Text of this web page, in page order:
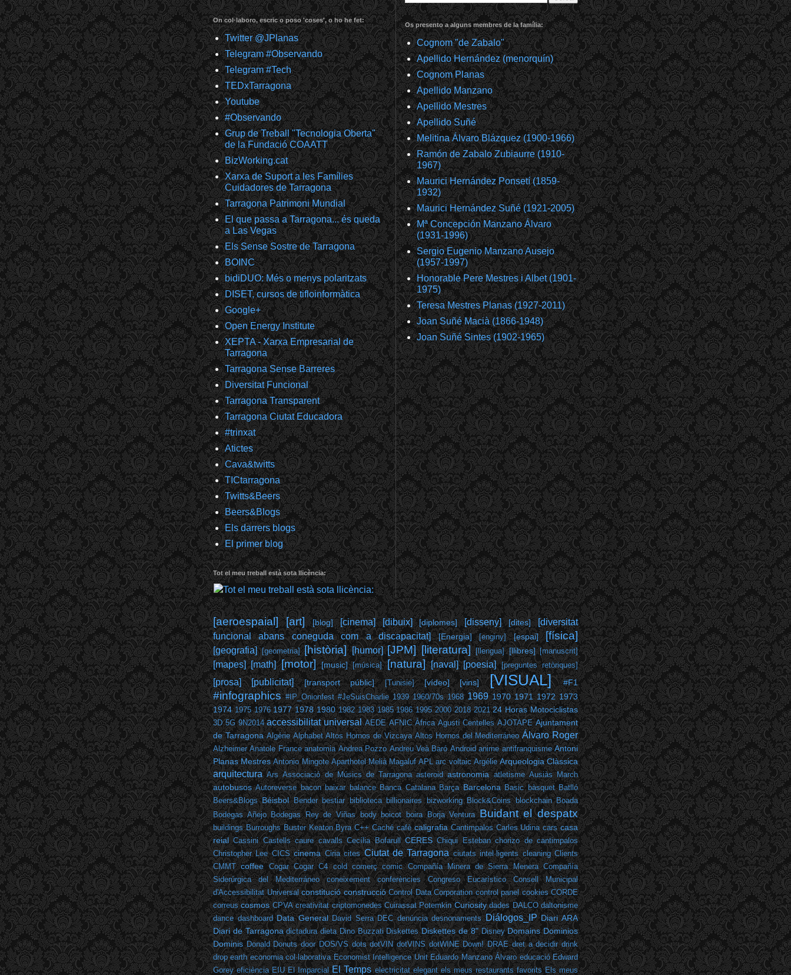
On col·laboro, escric o poso 'coses', o ho he fet:
Twitter @JPlanas
Telegram #Observando
Telegram #Tech
TEDxTarragona
Youtube
#Observando
Grup de Treball "Tecnologia Oberta"
de la Fundació COAATT
BizWorking.cat
Xarxa de Suport a les Famílies
Cuidadores de Tarragona
Tarragona Patrimoni Mundial
El que passa a Tarragona... és queda
a Las Vegas
Els Sense Sostre de Tarragona
BOINC
bidiDUO: Més o menys polaritzats
DISET, cursos de tifloinformàtica
Google+
Open Energy Institute
XEPTA - Xarxa Empresarial de
Tarragona
Tarragona Sense Barreres
Diversitat Funcional
Tarragona Transparent
Tarragona Ciutat Educadora
#trinxat
Atictes
Cava&twitts
TICtarragona
Twitts&Beers
Beers&Blogs
Els darrers blogs
El primer blog
Tot el meu treball està sota llicència:
Os presento a alguns membres de la família:
Cognom "de Zabalo"
Apellido Hernández (menorquín)
Cognom Planas
Apellido Manzano
Apellido Mestres
Apellido Suñé
Melitina Álvaro Blázquez (1900-1966)
Ramón de Zabalo Zubiaurre (1910-
1967)
Maurici Hernández Ponsetí (1859-
1932)
Maurici Hernández Suñé (1921-2005)
Mª Concepción Manzano Álvaro
(1931-1996)
Sergio Eugenio Manzano Ausejo
(1957-1997)
Honorable Pere Mestres i Albet (1901-
1975)
Teresa Mestres Planas (1927-2011)
Joan Suñé Macià (1866-1948)
Joan Suñé Sintes (1902-1965)
[aeroespaial] [art] [blog] [cinema] [dibuix] [diplomes] [disseny] [dites]
[diversitat
funcional abans coneguda com a discapacitat]
[Energia] [enginy] [espai] [física]
[geografia] [geometria] [història] [humor] [JPM] [literatura] [llengua] [llibres] [manuscrit]
[mapes] [math] [motor] [music] [música] [natura] [naval] [poesia] [preguntes retòriques]
[prosa] [publicitat] [transport públic] [Tunisie] [vídeo] [vins] [VISUAL] #F1
#infographics #IP_Onionfest #JeSuisCharlie 1939 1960/70s 1968 1969 1970 1971 1972 1973
1974 1975 1976 1977 1978 1980 1982 1983 1985 1986 1995 2000 2018 2021 24 Horas Motociclistas
3D 5G 9N2014 accessibilitat universal AEDE AFNIC Àfrica Agustí Centelles AJOTAPE Ajuntament
de Tarragona Algérie Alphabet Altos Hornos de Vizcaya Altos Hornos del Mediterráneo Álvaro Roger
Alzheimer Anatole France anatomia Andrea Pozzo Andreu Veà Baró Android anime antifranquisme Antoni
Planas Mestres Antonio Mingote Aparthotel Meliá Magaluf APL arc voltaic Argélie Arqueologia Clàssica
arquitectura Ars Associació de Músics de Tarragona asteroid astronomia atletisme Ausiàs March
autobusos Autoreverse bacon baixar balance Banca Catalana Barça Barcelona Basic bàsquet Batlló
Beers&Blogs Béisbol Bender bestiar biblioteca billionaires bizworking Block&Coins blockchain Boada
Bodegas Añejo Bodegas Rey de Viñas body boicot boira Borja Ventura Buidant el despatx
buildings Burroughs Buster Keaton Byra C++ Caché cafè caligrafia Cantimpalos Carles Udina cars casa
reial Cassini Castells caure cavalls Cecília Bofarull CERES Chiqui Esteban chorizo de cantimpalos
Christopher Lee CICS cinema Ciria cites Ciutat de Tarragona ciutats intel·ligents cleaning Clients
CMMT coffee Cogar Cogar C4 cold comerç comic Compañía Minera de Sierra Menera Compañía
Siderúrgica del Mediterráneo
coneixement conferències Congreso Eucarístico
Consell Municipal
d'Accessibilitat Universal constitució construcció Control Data Corporation control panel cookies CORDE
correus cosmos CPVA creativitat criptomonedes Cuirassat Potemkin Curiosity dades DALCO daltonisme
dance dashboard Data General David Serra DEC denúncia desnonaments Diálogos_IP Diari ARA
Diari de Tarragona dictadura dieta Dino Buzzati Diskettes Diskettes de 8" Disney Domains Dominios
Dominis Donald Donuts door DOS/VS dots dotVIN dotVINS dotWINE Down! DRAE dret a decidir drink
drop earth economia col·laborativa Economist Intelligence Unit Eduardo Manzano Álvaro educació Edward
Gorey eficiència EIU El Imparcial El Temps electricitat elegant els meus restaurants favorits Els meus